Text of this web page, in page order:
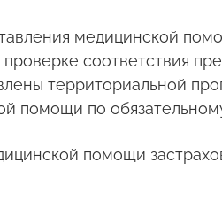
медицинской
соответствия
территориальной
помощи по
помощи